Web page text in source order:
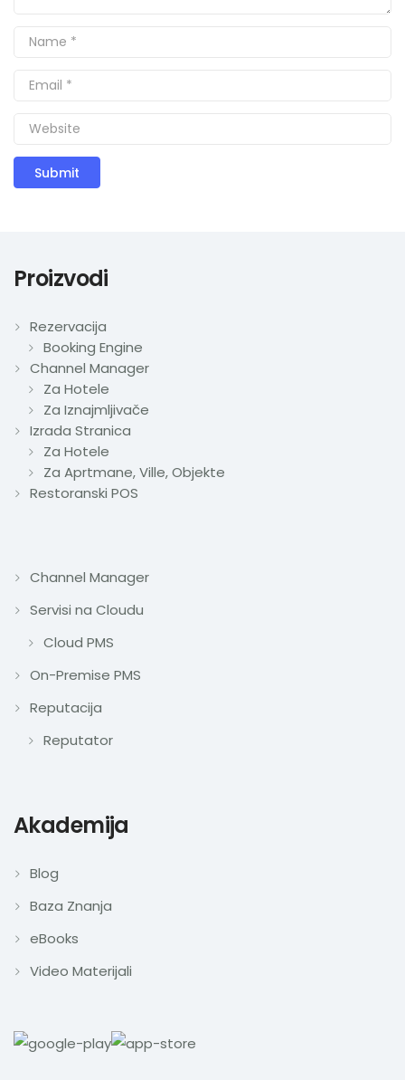
Proizvodi
Rezervacija
Booking Engine
Channel Manager
Za Hotele
Za Iznajmljivače
Izrada Stranica
Za Hotele
Za Aprtmane, Ville, Objekte
Restoranski POS
Channel Manager
Servisi na Cloudu
Cloud PMS
On-Premise PMS
Reputacija
Reputator
Akademija
Blog
Baza Znanja
eBooks
Video Materijali